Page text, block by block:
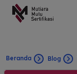
Beranda Blog